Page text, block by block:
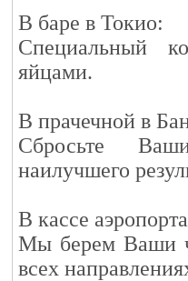
В баре в Токио:
Специальный
яйцами.
В прачечной в
Сбросьте
наилучшего
В кассе
Мы берем Ваши
всех